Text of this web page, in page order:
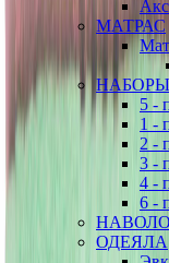
МАТРАС
5 -
1 -
2 -
3 -
4 -
6 -
ОДЕЯЛА